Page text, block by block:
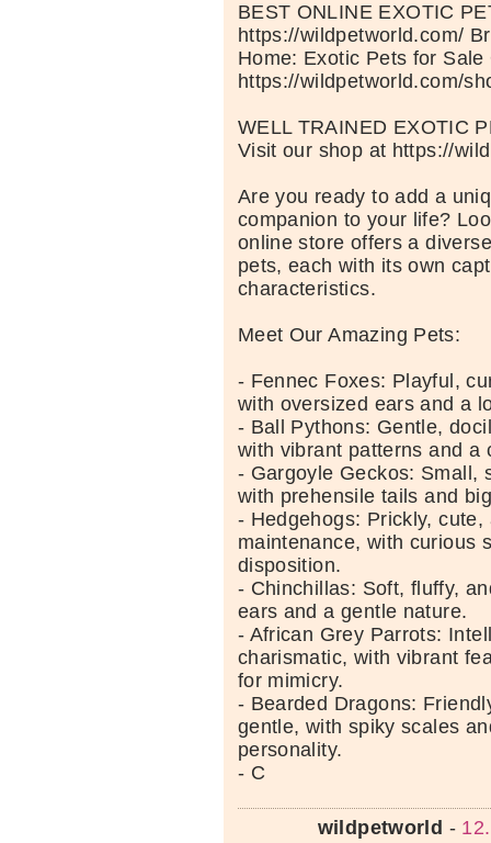
BEST ONLINE EXOTIC
https://wildpetworld.com/
Home: Exotic Pets for Sale
https://wildpetworld.com/
WELL TRAINED EXOTIC
Visit our shop at https://
Are you ready to add a
companion to your life?
online store offers a
pets, each with its own
characteristics.
Meet Our Amazing Pets:
- Fennec Foxes: Playful,
with oversized ears and a
- Ball Pythons: Gentle,
with vibrant patterns and a
- Gargoyle Geckos: Small,
with prehensile tails and
- Hedgehogs: Prickly, cute,
maintenance, with curious
disposition.
- Chinchillas: Soft, fluffy,
ears and a gentle nature.
- African Grey Parrots:
charismatic, with vibrant
for mimicry.
- Bearded Dragons:
gentle, with spiky scales
personality.
- C
wildpetworld -